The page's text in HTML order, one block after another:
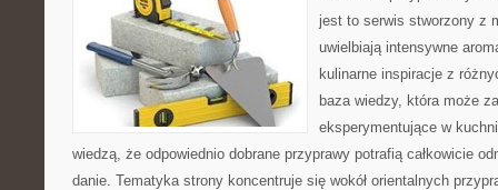
jest to serwis stworzony z
uwielbiają intensywne
kulinarne inspiracje z
baza wiedzy, która może
eksperymentujące w
wiedzą, że odpowiednio dobrane przyprawy potrafią całkowicie
danie. Tematyka strony koncentruje się wokół orientalnych